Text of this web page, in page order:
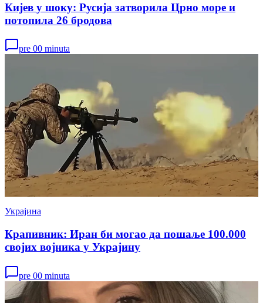
Кијев у шоку: Русија затворила Црно море и
потопила 26 бродова
pre 00 minuta
Украјина
Крапивник: Иран би могао да пошаље 100.000
својих војника у Украјину
pre 00 minuta